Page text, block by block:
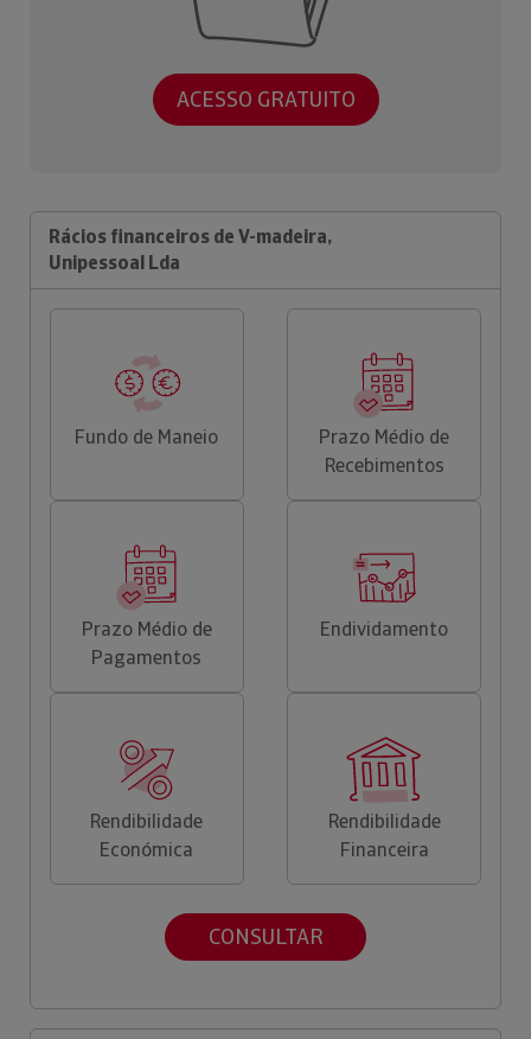
ACESSO GRATUITO
Rácios financeiros de V-madeira,
Unipessoal Lda
Fundo de Maneio
Prazo Médio de
Recebimentos
Prazo Médio de
Pagamentos
Endividamento
Rendibilidade
Económica
Rendibilidade
Financeira
CONSULTAR